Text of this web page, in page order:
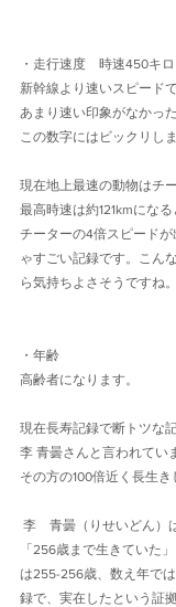
・走行速度　時速450キロ
新幹線より速いスピード
あまり速い印象がなかっ
この数字にはビックリし
現在地上最速の動物はチ
最高時速は約121kmにな
チーターの4倍スピード
ゃすごい記録です。こん
ら気持ちよさそうですね。
・年齢
高齢者になります。
現在長寿記録で断トツな
李 青曇さんと言われてい
その方の100倍近く長生き
「256歳まで生きていた
は255-256歳、数え年で
録で、実在したという証